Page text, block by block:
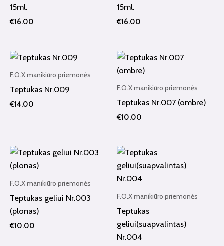
15ml.
€16.00
15ml.
€16.00
F.O.X manikiūro priemonės
Teptukas Nr.009
€14.00
F.O.X manikiūro priemonės
Teptukas Nr.007 (ombre)
€10.00
F.O.X manikiūro priemonės
Teptukas geliui Nr.003
(plonas)
€10.00
F.O.X manikiūro priemonės
Teptukas
geliui(suapvalintas)
Nr.004